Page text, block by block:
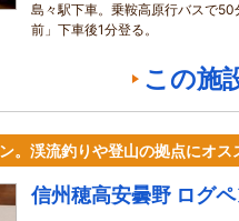
島々駅下車。乗鞍高原行バスで50
前」下車後1分登る。
この施
。渓流釣りや登山の拠点にオス
信州穂高安曇野 ログ